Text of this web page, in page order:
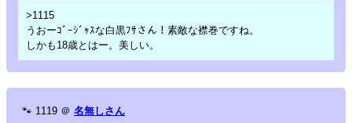
>1115
うおーｺﾞｰｼﾞｬｽな白黒ﾌｻさん！素敵な襟巻ですね。
しかも18歳とはー。美しい。
🐾 1119 ＠ 名無しさん